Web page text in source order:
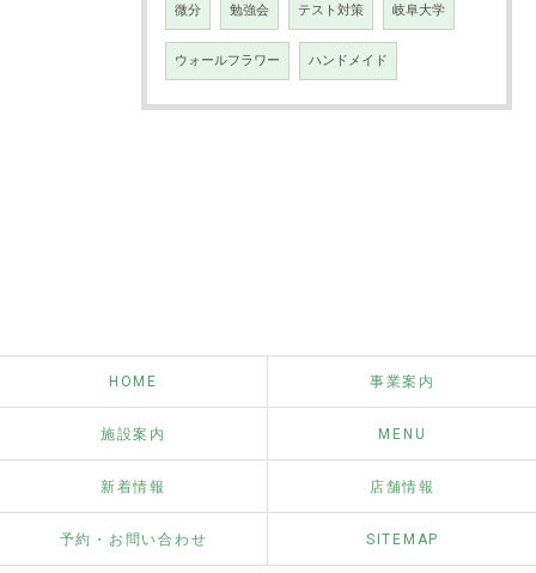
微分 勉強会 テスト対策 岐阜大学
ウォールフラワー ハンドメイド
HOME 事業案内
施設案内 MENU
新着情報 店舗情報
予約・お問い合わせ SITEMAP